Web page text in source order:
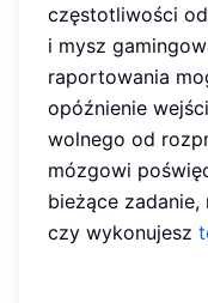
częstotliwości
i mysz
raportowania
opóźnienie
wolnego od
mózgowi
bieżące
czy wykonujesz